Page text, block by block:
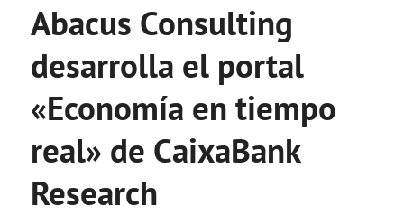
Abacus Consulting
desarrolla el portal
«Economía en tiempo
real» de CaixaBank
Research